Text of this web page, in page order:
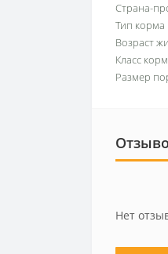
Страна-
Тип корма
Возраст
Класс
Размер
Нет